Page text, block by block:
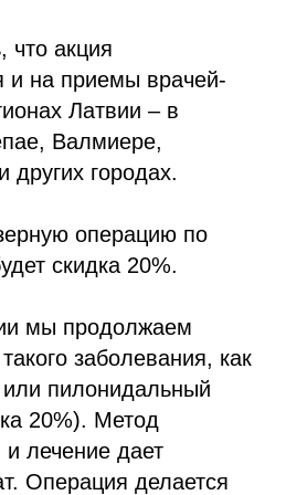
что акция
и на приемы врачей-
Латвии – в
Валмиере,
других городах.
операцию по
скидка 20%.
мы продолжаем
заболевания, как
или пилонидальный
20%). Метод
лечение дает
Операция делается